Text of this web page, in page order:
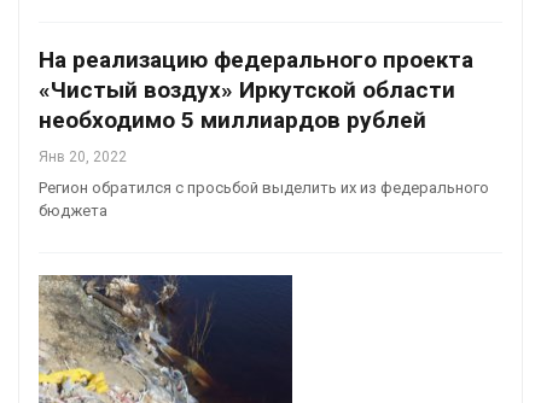
На реализацию федерального проекта
«Чистый воздух» Иркутской области
необходимо 5 миллиардов рублей
Янв 20, 2022
Регион обратился с просьбой выделить их из федерального
бюджета